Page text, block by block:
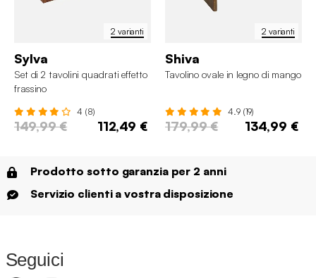
2 varianti
Sylva
Set di 2 tavolini quadrati effetto
frassino
4 (8)
149,99 € 112,49 €
2 varianti
Shiva
Tavolino ovale in legno di mango
4.9 (19)
179,99 € 134,99 €
Prodotto sotto garanzia per 2 anni
Servizio clienti a vostra disposizione
Seguici